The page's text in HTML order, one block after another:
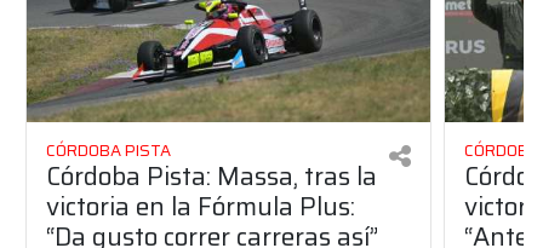
CÓRDOBA PISTA
Córdoba Pista: Massa, tras la
victoria en la Fórmula Plus:
“Da gusto correr carreras así”